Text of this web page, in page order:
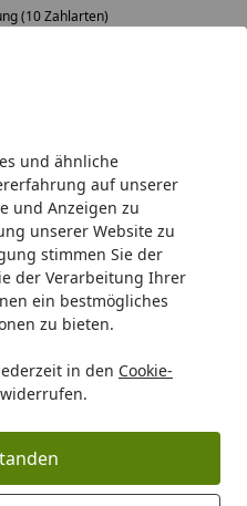
und ähnliche
auf unserer
und Anzeigen zu
unserer Website zu
stimmen Sie der
der Verarbeitung Ihrer
ein bestmögliches
zu bieten.
in den Cookie-
(10 Zahlarten)
& Pool-
bis 468,99€)